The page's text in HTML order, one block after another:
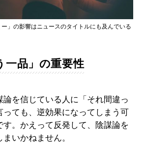
ー」の影響はニュースのタイトルにも及んでいる
一品」の重要性
論を信じている人に「それ間違っ
っても、逆効果になってしまう可
す。かえって反発して、陰謀論を
いかねません。